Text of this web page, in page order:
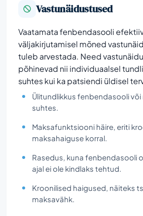
Vastunäidustused
Vaatamata fenbendasooli
väljakirjutamisel mõned
tuleb arvestada. Need
põhinevad nii individuaalsel
suhtes kui ka patsiendi üldisel
Ülitundlikkus fenbendasooli
suhtes.
Maksafunktsiooni häire, eriti
maksahaiguse korral.
Rasedus, kuna fenbendasooli
ajal ei ole kindlaks tehtud.
Kroonilised haigused, näiteks
maksavähk.